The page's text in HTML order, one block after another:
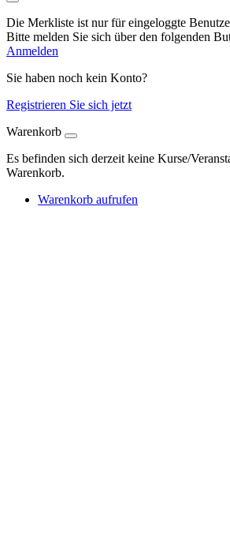
Die Merkliste ist nur für eingeloggte
Bitte melden Sie sich über den folgenden
Anmelden
Sie haben noch kein Konto?
Registrieren Sie sich jetzt
Warenkorb
Es befinden sich derzeit keine Kurse/
Warenkorb.
Warenkorb aufrufen